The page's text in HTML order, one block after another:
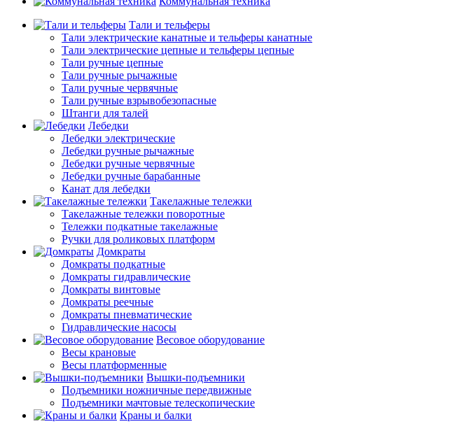
Тали и тельферы
Тали электрические канатные и тельферы канатные
Тали электрические цепные и тельферы цепные
Тали ручные цепные
Тали ручные рычажные
Тали ручные червячные
Тали ручные взрывобезопасные
Штанги для талей
Лебедки
Лебедки электрические
Лебедки ручные рычажные
Лебедки ручные червячные
Лебедки ручные барабанные
Канат для лебедки
Такелажные тележки
Такелажные тележки поворотные
Тележки подкатные такелажные
Ручки для роликовых платформ
Домкраты
Домкраты подкатные
Домкраты гидравлические
Домкраты винтовые
Домкраты реечные
Домкраты пневматические
Гидравлические насосы
Весовое оборудование
Весы крановые
Весы платформенные
Вышки-подъемники
Подъемники ножничные передвижные
Подъемники мачтовые телескопические
Краны и балки